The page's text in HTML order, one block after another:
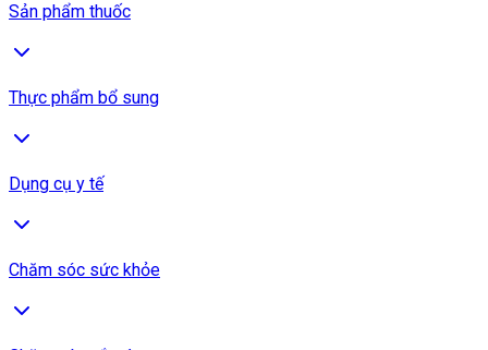
Sản phẩm thuốc
Thực phẩm bổ sung
Dụng cụ y tế
Chăm sóc sức khỏe